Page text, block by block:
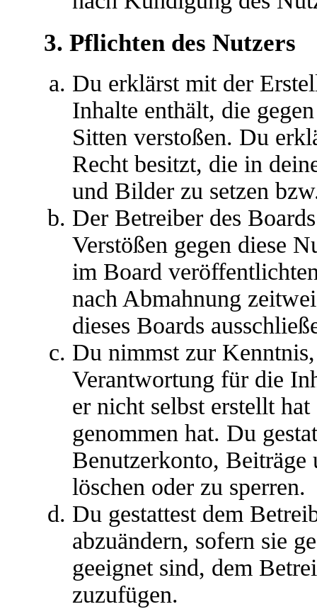
3. Pflichten des Nutzers
Du erklärst mit der
Inhalte enthält, die
Sitten verstoßen. Du
Recht besitzt, die in
und Bilder zu setzen
Der Betreiber des
Verstößen gegen diese
im Board
nach Abmahnung
dieses Boards
Du nimmst zur
Verantwortung für die
er nicht selbst erstellt
genommen hat. Du
Benutzerkonto,
löschen oder zu sperren.
Du gestattest dem
abzuändern, sofern sie
geeignet sind, dem
zuzufügen.